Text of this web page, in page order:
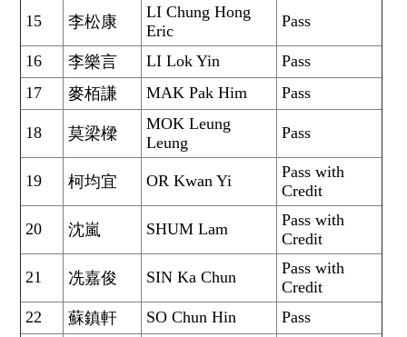
15 李松康
LI Chung Hong
Eric
Pass
16 李樂言 LI Lok Yin
Pass
17
麥栢謙 MAK Pak Him Pass
18 莫梁樑
MOK Leung
Leung
Pass
19 柯均宜 OR Kwan Yi
Pass with
Credit
20 沈嵐 SHUM Lam
Pass with
Credit
21 冼嘉俊 SIN Ka Chun
Pass with
Credit
22
蘇鎮軒 SO Chun Hin
Pass